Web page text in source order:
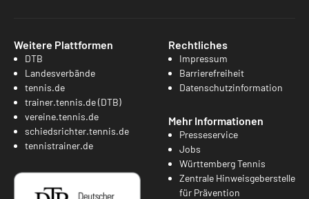
Weitere Plattformen
DTB
Landesverbände
tennis.de
trainer.tennis.de (DTB)
vereine.tennis.de
schiedsrichter.tennis.de
tennistrainer.de
Rechtliches
Impressum
Barrierefreiheit
Datenschutzinformation
Mehr Informationen
Presseservice
Jobs
Württemberg Tennis
Zentrale Hinweisgeberstelle
für Prävention